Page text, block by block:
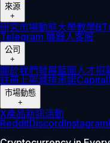
來源
+
研究市場動態大學教學
Telegram 機器人客服
公司
+
關於我們發展藍圖人才招
註冊 上架減排承諾Capital
市場動態
+
X產品新訊活動
RedditDiscordInstagram